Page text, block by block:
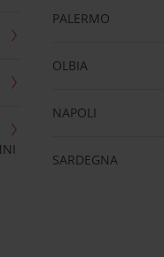
PALERMO
OLBIA
NAPOLI
SARDEGNA